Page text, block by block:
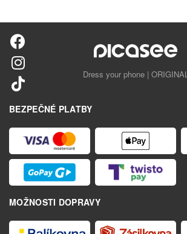
Dress your phone | ORIGINAL
BEZPEČNÉ PLATBY
MOŽNOSTI DOPRAVY